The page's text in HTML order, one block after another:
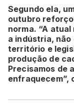
Segundo ela,
outubro
norma. “A
a indústria, não
território e
produção de
Precisamos de
enfraquecem”,